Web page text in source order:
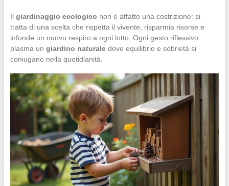
Il giardinaggio ecologico non è affatto una costrizione: si
tratta di una scelta che rispetta il vivente, risparmia risorse e
infonde un nuovo respiro a ogni lotto. Ogni gesto riflessivo
plasma un giardino naturaledove equilibrio e sobrietà si
coniugano nella quotidianità.